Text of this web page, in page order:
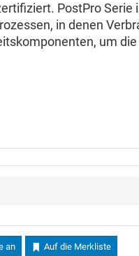
PostPro
in denen
um
an Auf die Merkliste